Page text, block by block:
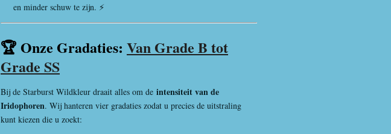
en minder schuw te zijn. ⚡
🏆 Onze Gradaties: Van Grade B tot
Grade SS
Bij de Starburst Wildkleur draait alles om de intensiteit van de
Iridophoren. Wij hanteren vier gradaties zodat u precies de uitstraling
kunt kiezen die u zoekt: